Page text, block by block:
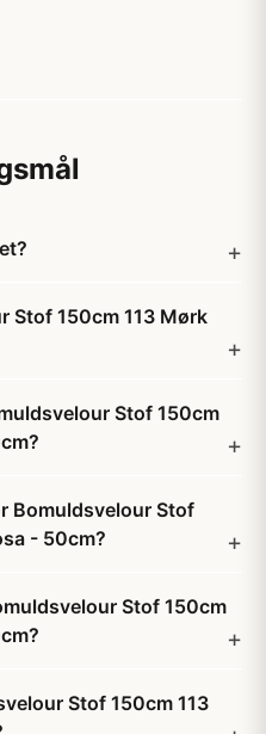
Stof 150cm 113 Mørk
Stof 150cm
Bomuldsvelour Stof
- 50cm?
Stof 150cm
Stof 150cm 113